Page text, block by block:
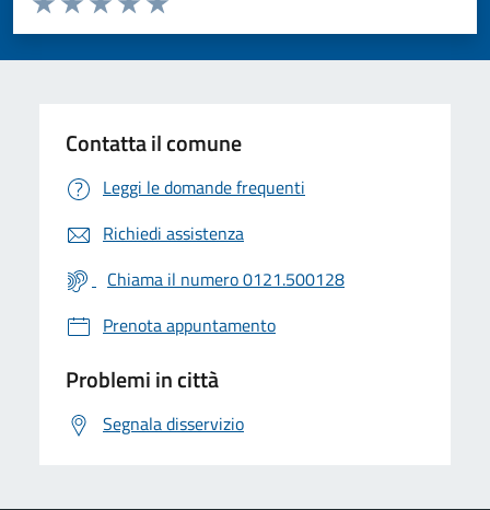
Valuta 5 stelle su 5
Valuta 4 stelle su 5
Valuta 3 stelle su 5
Valuta 2 stelle su 5
Valuta 1 stelle su 5
Contatta il comune
Leggi le domande frequenti
Richiedi assistenza
Chiama il numero 0121.500128
Prenota appuntamento
Problemi in città
Segnala disservizio